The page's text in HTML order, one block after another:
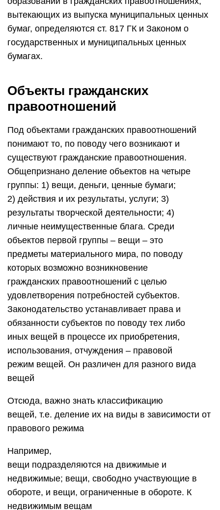
вытекающих из выпуска муниципальных ценных
бумаг, определяются ст. 817 ГК и Законом о
государственных и муниципальных ценных
бумагах.
Объекты гражданских
правоотношений
Под объектами гражданских правоотношений
понимают то, по поводу чего возникают и
существуют гражданские правоотношения.
Общепризнано деление объектов на четыре
группы: 1) вещи, деньги, ценные бумаги;
2) действия и их результаты, услуги; 3)
результаты творческой деятельности; 4)
личные неимущественные блага. Среди
объектов первой группы – вещи – это
предметы материального мира, по поводу
которых возможно возникновение
гражданских правоотношений с целью
удовлетворения потребностей субъектов.
Законодательство устанавливает права и
обязанности субъектов по поводу тех либо
иных вещей в процессе их приобретения,
использования, отчуждения – правовой
режим вещей. Он различен для разного вида
вещей
Отсюда, важно знать классификацию
вещей, т.е. деление их на виды в зависимости от
правового режима
Например,
вещи подразделяются на движимые и
недвижимые; вещи, свободно участвующие в
обороте, и вещи, ограниченные в обороте. К
недвижимым вещам